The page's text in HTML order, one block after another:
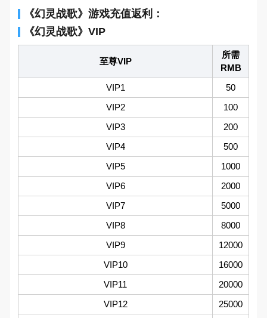
《幻灵战歌》游戏充值返利：
《幻灵战歌》VIP
至尊VIP
所需
RMB
VIP1
50
VIP2
100
VIP3
200
VIP4
500
VIP5
1000
VIP6
2000
VIP7
5000
VIP8
8000
VIP9
12000
VIP10
16000
VIP11
20000
VIP12
25000